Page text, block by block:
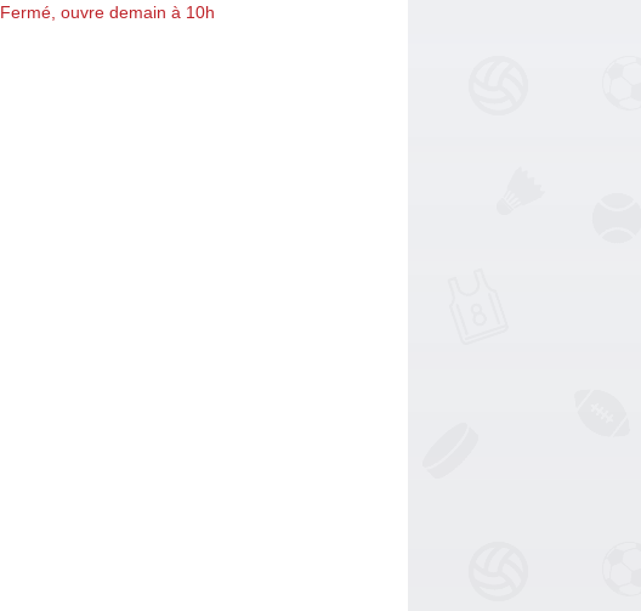
Fermé, ouvre demain à 10h